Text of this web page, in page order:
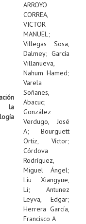
la
ARROYO
CORREA,
VICTOR
MANUEL;
Villegas Sosa,
Dalmey; García
Villanueva,
Nahum Hamed;
Varela
Soñanes,
Abacuc;
González
Verdugo, José
A; Bourguett
Ortiz, Víctor;
Córdova
Rodríguez,
Miguel Ángel;
Liu Xiangyue,
Li; Antunez
Leyva, Edgar;
Herrera García,
Francisco A